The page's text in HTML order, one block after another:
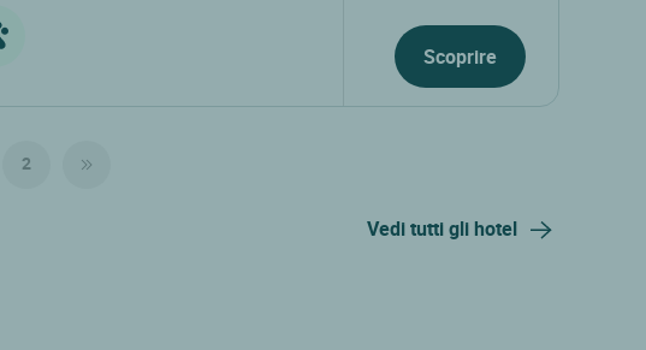
Scoprire
2
Vedi tutti gli hotel